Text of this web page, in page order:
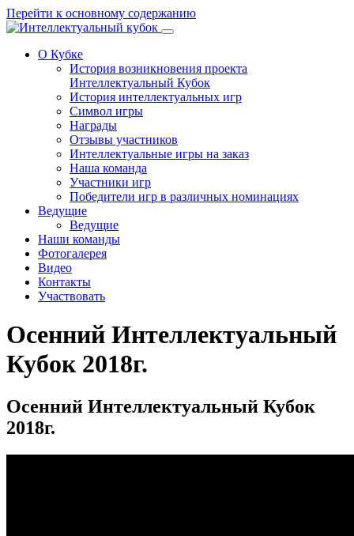
Перейти к основному содержанию
О Кубке
История возникновения проекта
Интеллектуальный Кубок
История интеллектуальных игр
Символ игры
Награды
Отзывы участников
Интеллектуальные игры на заказ
Наша команда
Участники игр
Победители игр в различных номинациях
Ведущие
Ведущие
Наши команды
Фотогалерея
Видео
Контакты
Участвовать
Осенний Интеллектуальный
Кубок 2018г.
Осенний Интеллектуальный Кубок
2018г.